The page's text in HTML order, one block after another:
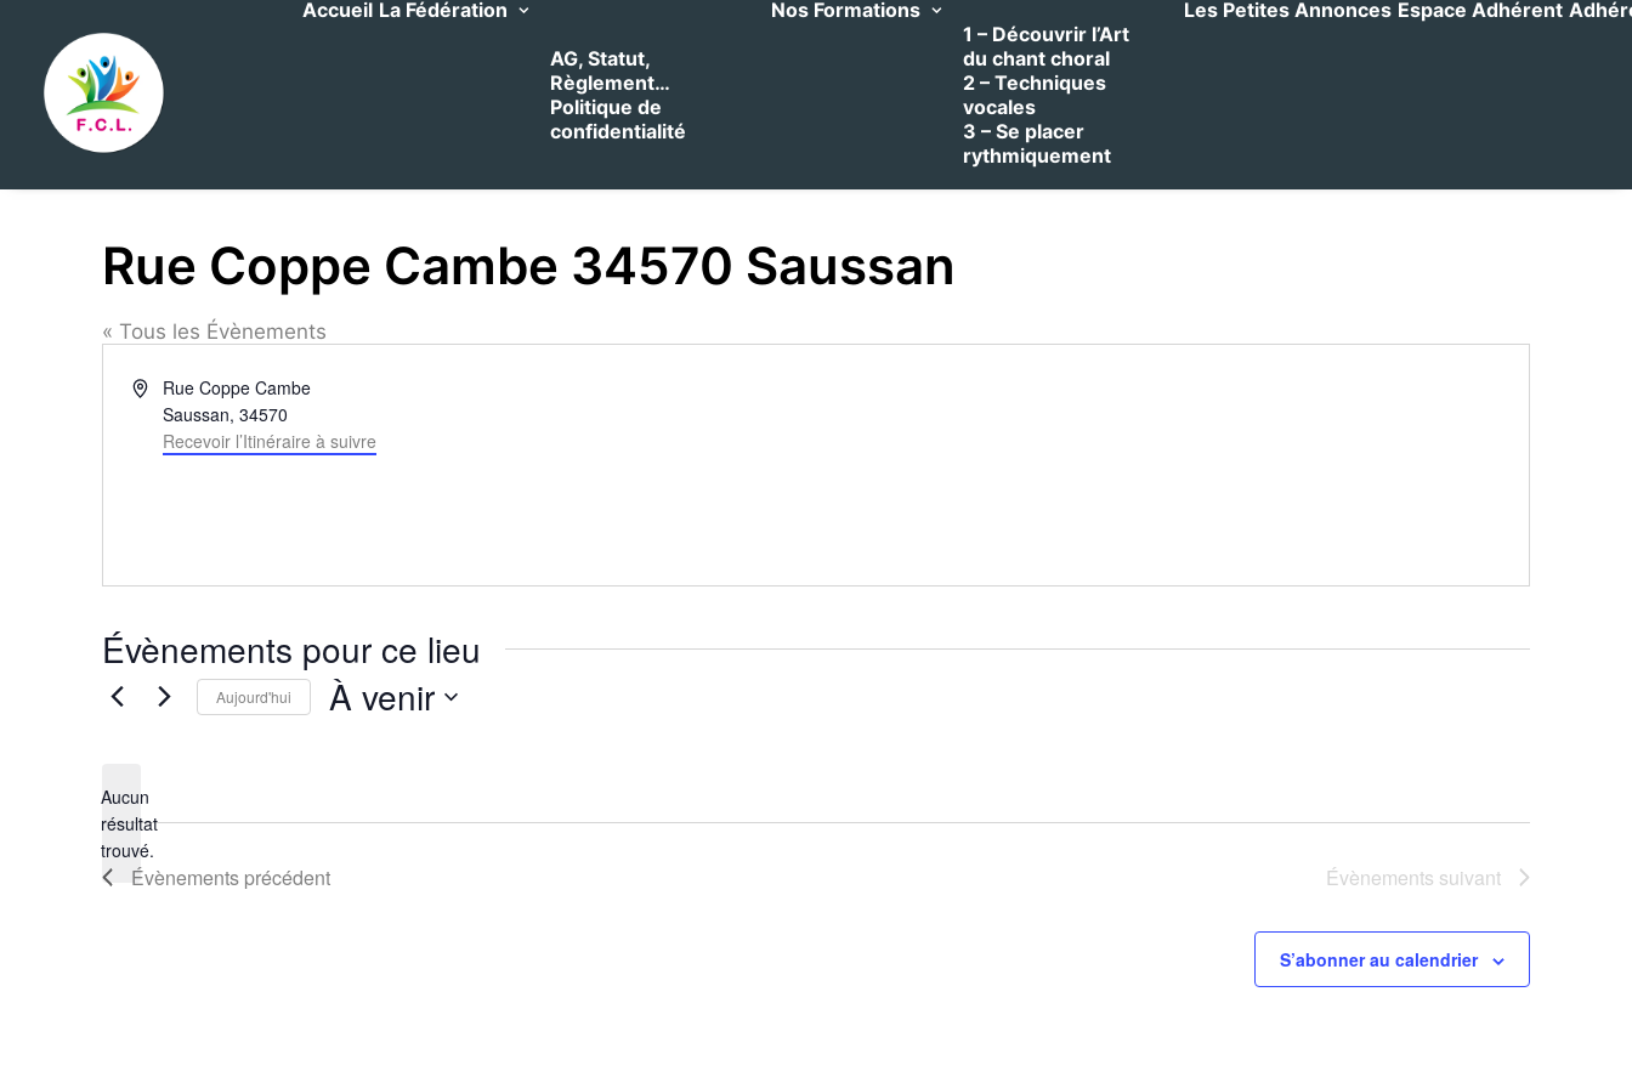
Accueil La Fédération
AG, Statut,
Règlement…
Politique de
confidentialité
Nos Formations
1 – Découvrir l’Art
du chant choral
2 – Techniques
vocales
3 – Se placer
rythmiquement
Les Petites Annonces Espace Adhérent
Rue Coppe Cambe 34570 Saussan
« Tous les Évènements
AdresseRue Coppe Cambe
Saussan, 34570
Recevoir l’Itinéraire à suivre
Évènements pour ce lieu
Notice
Aucun
résultat
trouvé.
Aujourd'hui À venir
Évènements précédent Évènements suivant
S’abonner au calendrier